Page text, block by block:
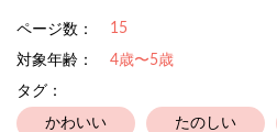
ページ数： 15
対象年齢：
4歳〜5歳
タグ：
かわいい たのしい